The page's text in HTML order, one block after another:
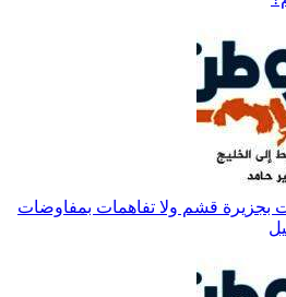
بجزيرة قشم ولا تفاهمات بمفاوضات